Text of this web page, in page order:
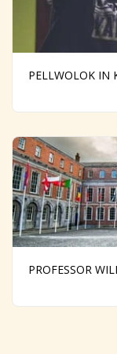
PELLWOLOK IN
PROFESSOR